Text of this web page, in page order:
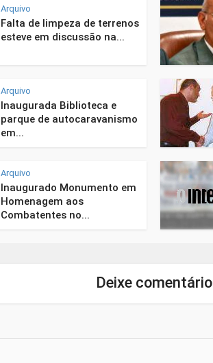
Arquivo
Falta de limpeza de terrenos
esteve em discussão na...
Arquivo
Inaugurada Biblioteca e
parque de autocaravanismo
em...
Arquivo
Inaugurado Monumento em
Homenagem aos
Combatentes no...
Deixe comentário